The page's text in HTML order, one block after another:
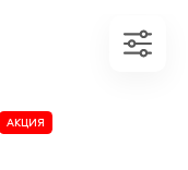
АКЦИЯ